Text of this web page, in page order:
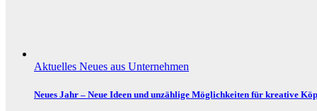
Aktuelles Neues aus Unternehmen
Neues Jahr – Neue Ideen und unzählige Möglichkeiten für kreative